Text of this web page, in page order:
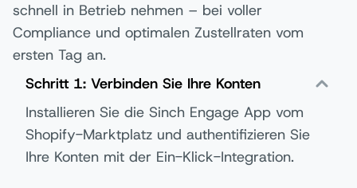
schnell in Betrieb nehmen – bei voller
Compliance und optimalen Zustellraten vom
ersten Tag an.
Schritt 1: Verbinden Sie Ihre Konten
Installieren Sie die Sinch Engage App vom
Shopify-Marktplatz und authentifizieren Sie
Ihre Konten mit der Ein-Klick-Integration.